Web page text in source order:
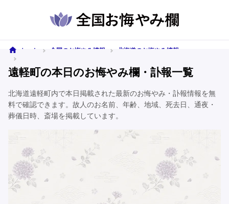
ホーム 全国のお悔やみ情報
北海道のお悔やみ情報
遠軽町の本日のお悔やみ欄・訃報一覧
北海道遠軽町内で本日掲載された最新のお悔やみ・訃報情報を無
料で確認できます。故人のお名前、年齢、地域、死去日、通夜・
葬儀日時、斎場を掲載しています。